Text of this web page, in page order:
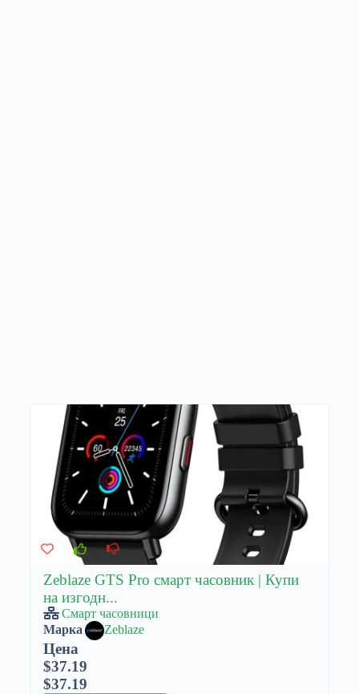
Zeblaze GTS Pro смарт часовник | Купи
на изгодн...
Смарт часовници
Марка
Zeblaze
Цена
$37.19
$37.19